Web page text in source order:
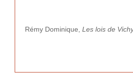
Rémy Dominique, Les lois de